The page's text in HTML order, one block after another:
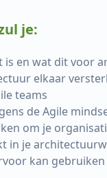
je:
is en wat dit voor
elkaar
teams
de Agile
om je
in je
kan gebruiken